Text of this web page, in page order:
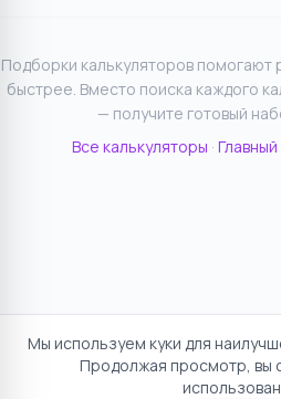
Подборки калькуляторов
быстрее. Вместо поиска каждого
— получите готовый
Все калькуляторы ·
Мы используем куки для
Продолжая просмотр, вы